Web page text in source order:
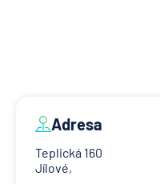
Adresa
Teplická 160
Jílové,